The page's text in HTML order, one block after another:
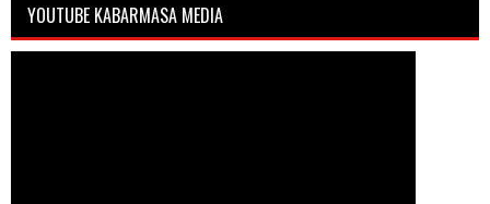
YOUTUBE KABARMASA MEDIA